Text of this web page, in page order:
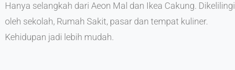
Hanya selangkah dari Aeon Mal dan Ikea Cakung. Dikelilingi
oleh sekolah, Rumah Sakit, pasar dan tempat kuliner.
Kehidupan jadi lebih mudah.